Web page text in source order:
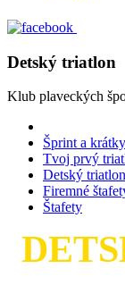
Detský triatlon
Klub plaveckých
Šprint a
Tvoj prvý
Detský triatlon
Firemné
Štafety